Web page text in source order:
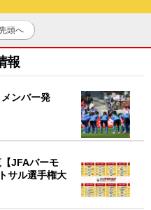
頭へ
報
ンバー発
JFAバーモ
サル選手権大